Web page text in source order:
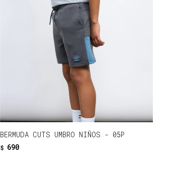
BERMUDA CUTS UMBRO NIÑOS - 05P
$ 690